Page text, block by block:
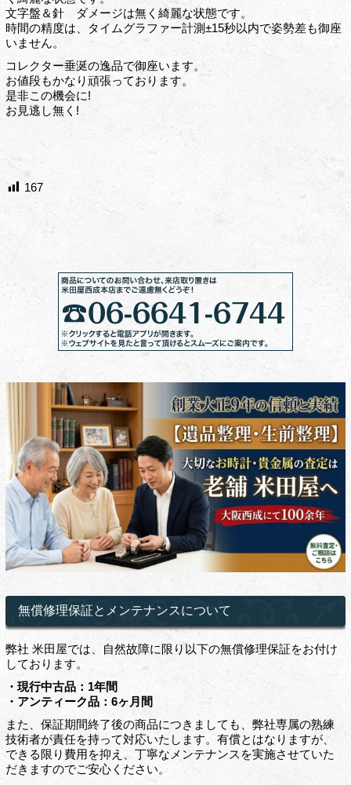
文字盤＆針 ダメージは無く綺麗な状態です。
時間の精度は、タイムグラファー計測±15秒以内で姿勢差も御座
いません。
コレクター垂涎の逸品で御座います。
お値段もかなり頑張っております。
是非この機会に!
お見逃し無く!
167
無償修理保証とメンテナンスについて
弊社 米田屋では、自然故障に限り以下の無償修理保証をお付け
しております。
・現行中古品：1年間
・アンティーク品：6ヶ月間
また、保証期間終了後の商品につきましても、弊社専属の熟練
技術者が責任を持って対応いたします。有償とはなりますが、
できる限り費用を抑え、丁寧なメンテナンスを実施させていた
だきますのでご安心ください。